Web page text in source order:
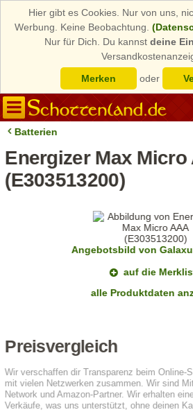
Hier gibt es Cookies. Nur von uns,
Werbung. Keine Beobachtung.
Nur für Dich. Du kannst deine
Merken
oder
Batterien
Energizer Max Micro
(E303513200)
Angebotsbild von
auf die
alle Produktdaten
Preisvergleich
Wir verschaffen dir Transparenz beim Online-
mit vielen Netzwerken zusammen. Wir sind
Network und Amazon-Partner. Wir erhalten
Verkäufe, was uns unterstützt, ohne deinen